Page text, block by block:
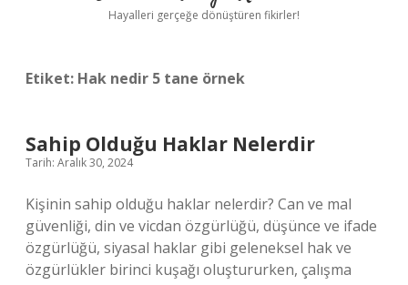
Yasal Uyarı
Hayalleri gerçeğe dönüştüren fikirler!
Etiket: Hak nedir 5 tane örnek
Sahip Olduğu Haklar Nelerdir
Tarih: Aralık 30, 2024
Kişinin sahip olduğu haklar nelerdir? Can ve mal
güvenliği, din ve vicdan özgürlüğü, düşünce ve ifade
özgürlüğü, siyasal haklar gibi geleneksel hak ve
özgürlükler birinci kuşağı oluştururken, çalışma